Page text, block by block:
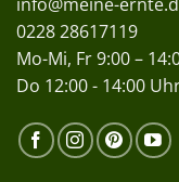
0228 28617119
Mo-Mi, Fr 9:00 –
Do 12:00 - 14:00